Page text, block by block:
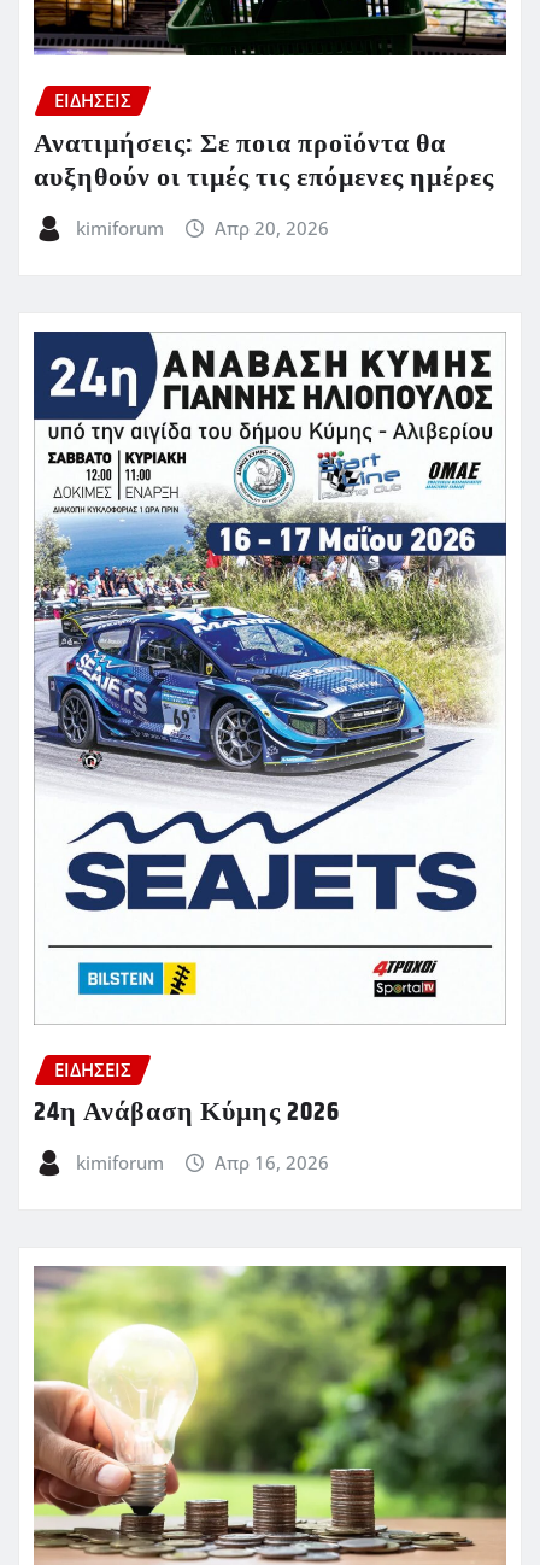
ΕΙΔΗΣΕΙΣ
Ανατιμήσεις: Σε ποια προϊόντα θα
αυξηθούν οι τιμές τις επόμενες ημέρες
kimiforum Απρ 20, 2026
ΕΙΔΗΣΕΙΣ
24η Ανάβαση Κύμης 2026
kimiforum Απρ 16, 2026